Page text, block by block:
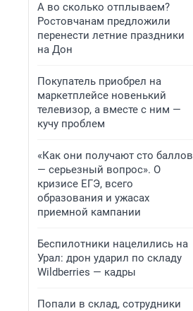
А во сколько отплываем?
Ростовчанам предложили
перенести летние праздники
на Дон
Покупатель приобрел на
маркетплейсе новенький
телевизор, а вместе с ним —
кучу проблем
«Как они получают сто баллов
— серьезный вопрос». О
кризисе ЕГЭ, всего
образования и ужасах
приемной кампании
Беспилотники нацелились на
Урал: дрон ударил по складу
Wildberries — кадры
Попали в склад, сотрудники